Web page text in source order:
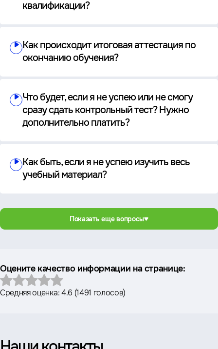
квалификации?
Как происходит итоговая аттестация по
окончанию обучения?
Что будет, если я не успею или не смогу
сразу сдать контрольный тест? Нужно
дополнительно платить?
Как быть, если я не успею изучить весь
учебный материал?
Показать еще вопросы
Оцените качество информации на странице:
Средняя оценка:4.6 (1491 голосов)